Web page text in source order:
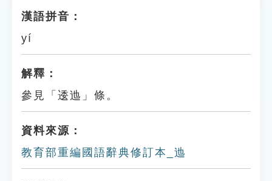
漢語拼音：
yí
解釋：
參見「逶迆」條。
資料來源：
教育部重編國語辭典修訂本_迆